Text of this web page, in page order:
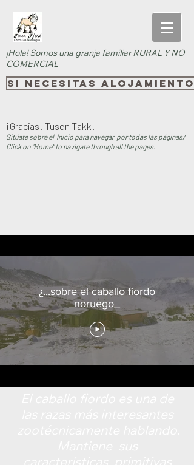
¡Hola! Somos una granja familiar RURAL Y NO
COMERCIAL
SI necesitas
¡Gracias! Tusen Takk!
Sitúate sobre el Inicio para navegar por todas las páginas/
Click on "Home" to navigate through all the pages.
¿...sobre el caballo fiordo
noruego_